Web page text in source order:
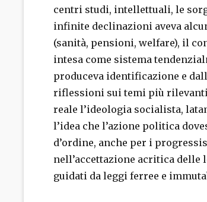
centri studi, intellettuali, le
infinite declinazioni aveva
(sanità, pensioni, welfare), il
intesa come sistema
produceva identificazione e
riflessioni sui temi più
reale l’ideologia socialista,
l’idea che l’azione politica
d’ordine, anche per i
nell’accettazione acritica delle
guidati da leggi ferree e